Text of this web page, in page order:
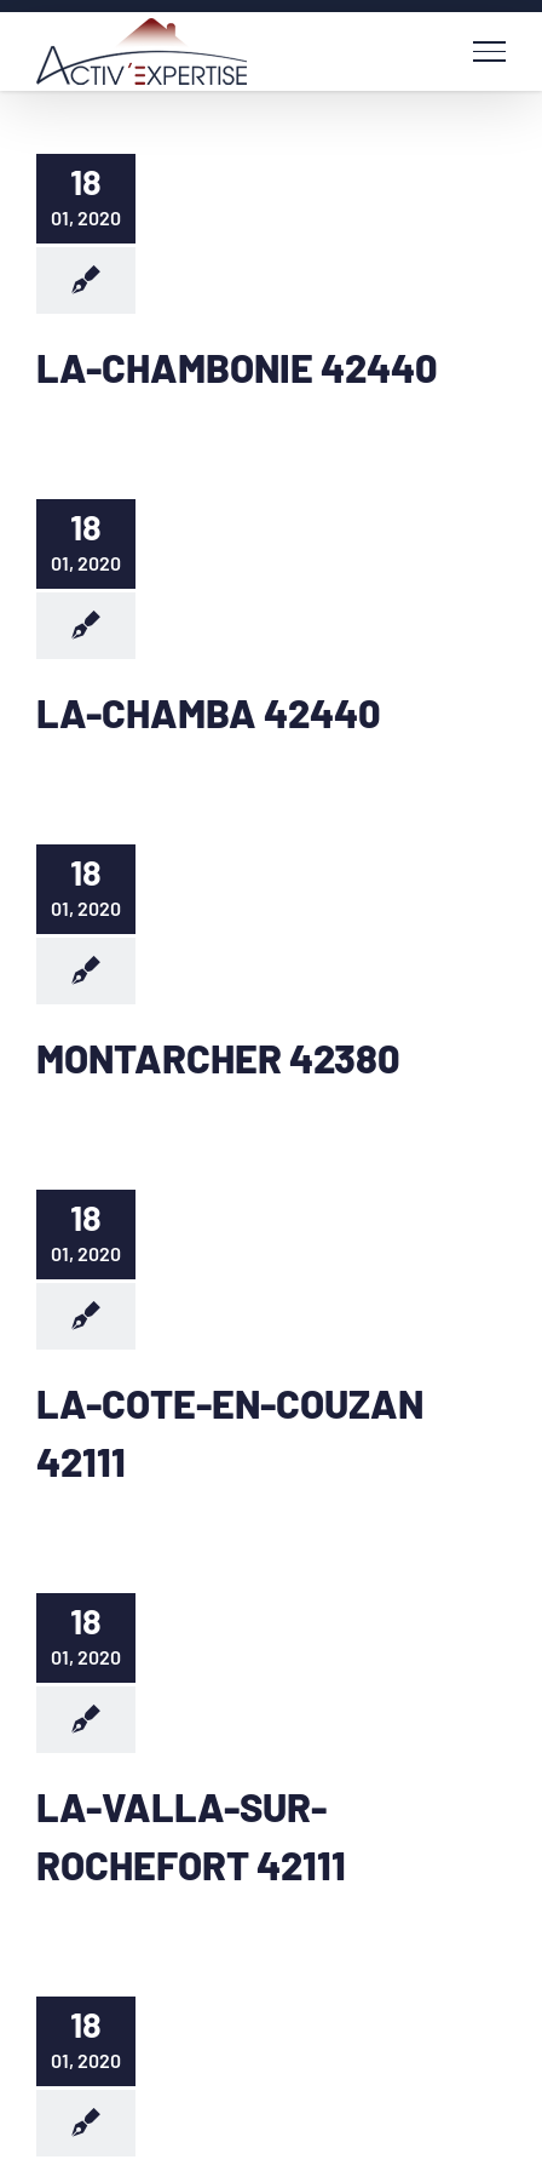
Passer
contenu
18
01, 2020
LA-CHAMBONIE 42440
18
01, 2020
LA-CHAMBA 42440
18
01, 2020
MONTARCHER 42380
18
01, 2020
LA-COTE-EN-COUZAN
42111
18
01, 2020
LA-VALLA-SUR-
ROCHEFORT 42111
18
01, 2020